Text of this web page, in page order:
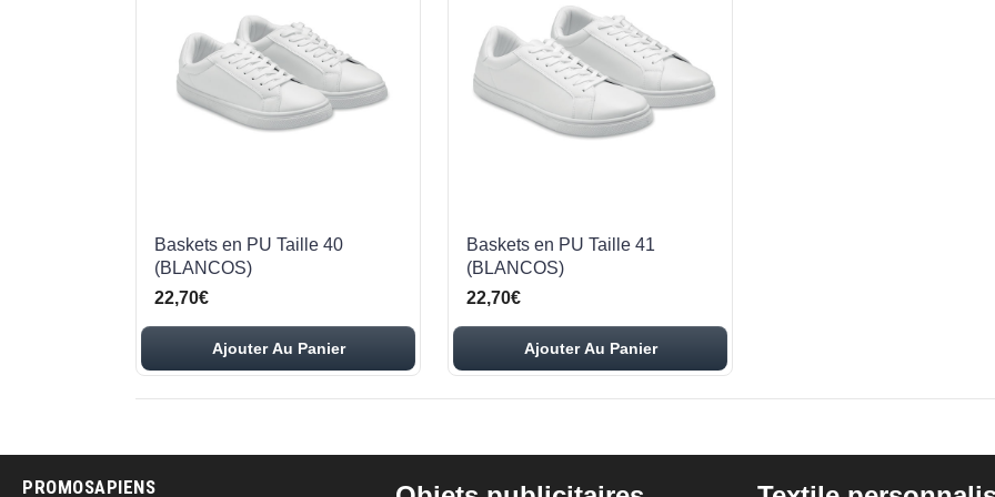
Baskets en PU Taille 40
(BLANCOS)
22,70€
Ajouter Au Panier
Baskets en PU Taille 41
(BLANCOS)
22,70€
Ajouter Au Panier
PROMOSAPIENS